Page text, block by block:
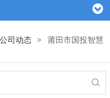
公司动态 >
莆田市国投智慧